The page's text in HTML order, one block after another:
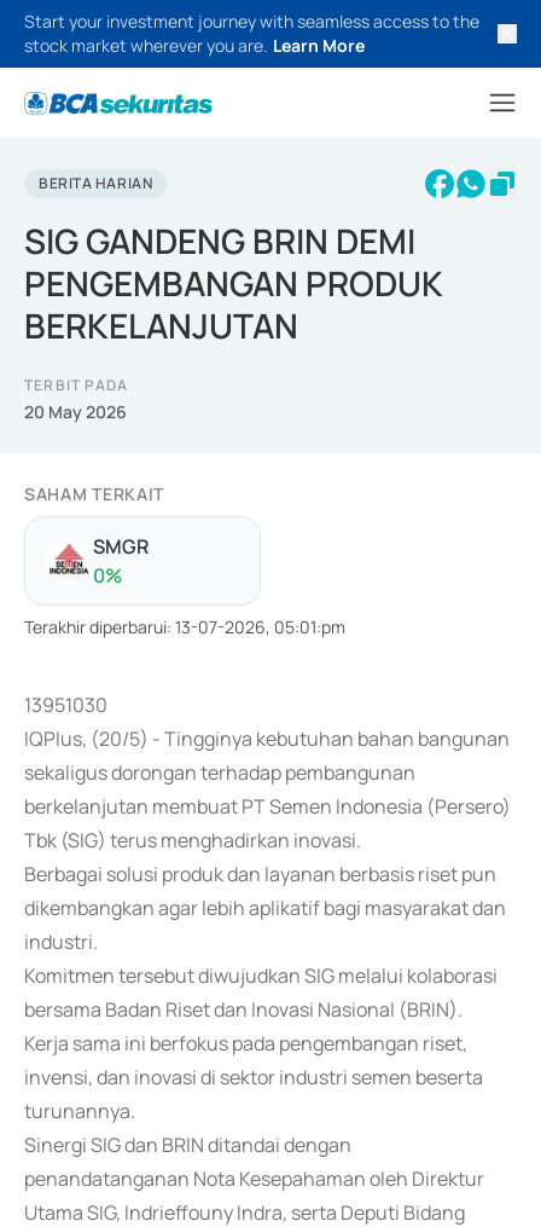
Start your investment journey with seamless access to the
stock market wherever you are. Learn More
BERITA HARIAN
SIG GANDENG BRIN DEMI
PENGEMBANGAN PRODUK
BERKELANJUTAN
TERBIT PADA
20 May 2026
SAHAM TERKAIT
SMGR
0%
Terakhir diperbarui: 13-07-2026, 05:01:pm
13951030
IQPlus, (20/5) - Tingginya kebutuhan bahan bangunan
sekaligus dorongan terhadap pembangunan
berkelanjutan membuat PT Semen Indonesia (Persero)
Tbk (SIG) terus menghadirkan inovasi.
Berbagai solusi produk dan layanan berbasis riset pun
dikembangkan agar lebih aplikatif bagi masyarakat dan
industri.
Komitmen tersebut diwujudkan SIG melalui kolaborasi
bersama Badan Riset dan Inovasi Nasional (BRIN).
Kerja sama ini berfokus pada pengembangan riset,
invensi, dan inovasi di sektor industri semen beserta
turunannya.
Sinergi SIG dan BRIN ditandai dengan
penandatanganan Nota Kesepahaman oleh Direktur
Utama SIG, Indrieffouny Indra, serta Deputi Bidang